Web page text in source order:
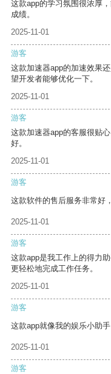
这款app的学习氛围很浓厚
成绩。
2025-11-01
游客
这款加速器app的加速效果
望开发者能够优化一下。
2025-11-01
游客
这款加速器app的客服很贴
好。
2025-11-01
游客
这款软件的售后服务非常好
2025-11-01
游客
这款app是我工作上的得力
更轻松地完成工作任务。
2025-11-01
游客
这款app就像我的娱乐小助
2025-11-01
游客